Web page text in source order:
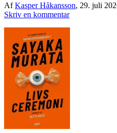
AfKasper Håkansson, 29. juli
Skriv en kommentar